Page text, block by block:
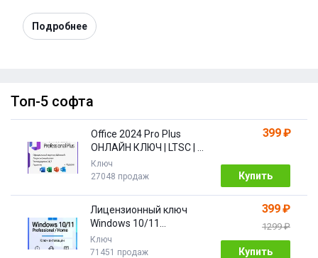
Подробнее
Топ-5 софта
Office 2024 Pro Plus
ОНЛАЙН КЛЮЧ | LTSC | +
ПОДАРОК
Ключ
27048 продаж
399 ₽
Купить
Лицензионный ключ
Windows 10/11
Pro/Home 32/64 bit
Ключ
71451 продаж
399 ₽
1299 ₽
Купить